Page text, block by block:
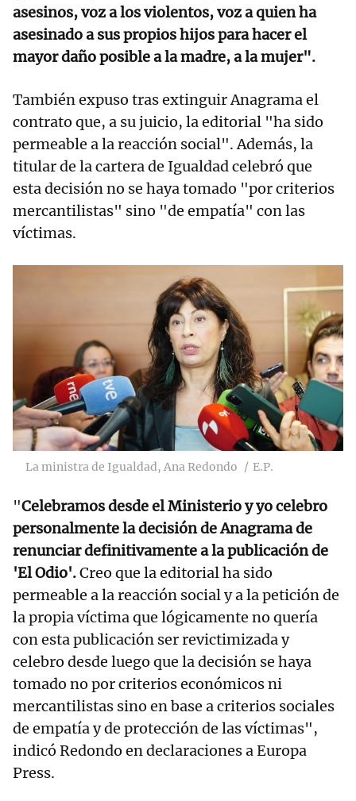
asesinos, voz a los violentos, voz a quien ha
asesinado a sus propios hijos para hacer el
mayor daño posible a la madre, a la mujer".
También expuso tras extinguir Anagrama el
contrato que, a su juicio, la editorial "ha sido
permeable a la reacción social". Además, la
titular de la cartera de Igualdad celebró que
esta decisión no se haya tomado "por criterios
mercantilistas" sino "de empatía" con las
víctimas.
La ministra de Igualdad, Ana Redondo E.P.
"Celebramos desde el Ministerio y yo celebro
personalmente la decisión de Anagrama de
renunciar definitivamente a la publicación de
'El Odio'.Creo que la editorial ha sido
permeable a la reacción social y a la petición de
la propia víctima que lógicamente no quería
con esta publicación ser revictimizada y
celebro desde luego que la decisión se haya
tomado no por criterios económicos ni
mercantilistas sino en base a criterios sociales
de empatía y de protección de las víctimas",
indicó Redondo en declaraciones a Europa
Press.